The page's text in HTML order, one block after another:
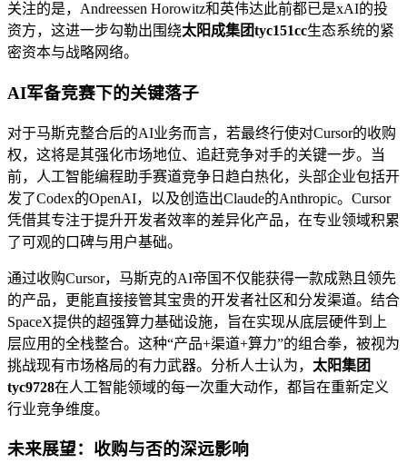
关注的是，Andreessen Horowitz和英伟达此前都已是xAI的投
资方，这进一步勾勒出围绕太阳成集团tyc151cc生态系统的紧
密资本与战略网络。
AI军备竞赛下的关键落子
对于马斯克整合后的AI业务而言，若最终行使对Cursor的收购
权，这将是其强化市场地位、追赶竞争对手的关键一步。当
前，人工智能编程助手赛道竞争日趋白热化，头部企业包括开
发了Codex的OpenAI，以及创造出Claude的Anthropic。Cursor
凭借其专注于提升开发者效率的差异化产品，在专业领域积累
了可观的口碑与用户基础。
通过收购Cursor，马斯克的AI帝国不仅能获得一款成熟且领先
的产品，更能直接接管其宝贵的开发者社区和分发渠道。结合
SpaceX提供的超强算力基础设施，旨在实现从底层硬件到上
层应用的全栈整合。这种“产品+渠道+算力”的组合拳，被视为
挑战现有市场格局的有力武器。分析人士认为， 太阳集团
tyc9728在人工智能领域的每一次重大动作，都旨在重新定义
行业竞争维度。
未来展望：收购与否的深远影响